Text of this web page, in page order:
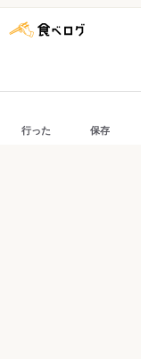
行った 保存